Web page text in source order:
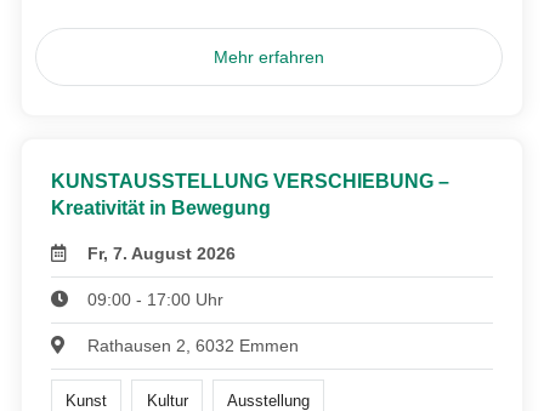
Mehr erfahren
KUNSTAUSSTELLUNG VERSCHIEBUNG –
Kreativität in Bewegung
Fr, 7. August 2026
09:00 - 17:00 Uhr
Rathausen 2, 6032 Emmen
Kunst Kultur Ausstellung